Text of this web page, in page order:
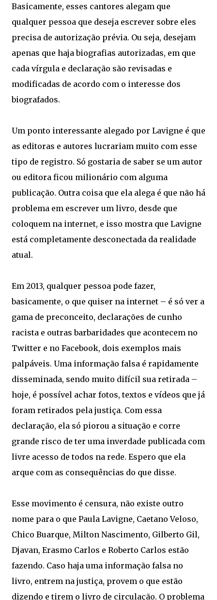
Basicamente, esses cantores alegam que
qualquer pessoa que deseja escrever sobre eles
precisa de autorização prévia. Ou seja, desejam
apenas que haja biografias autorizadas, em que
cada vírgula e declaração são revisadas e
modificadas de acordo com o interesse dos
biografados.
Um ponto interessante alegado por Lavigne é que
as editoras e autores lucrariam muito com esse
tipo de registro. Só gostaria de saber se um autor
ou editora ficou milionário com alguma
publicação. Outra coisa que ela alega é que não há
problema em escrever um livro, desde que
coloquem na internet, e isso mostra que Lavigne
está completamente desconectada da realidade
atual.
Em 2013, qualquer pessoa pode fazer,
basicamente, o que quiser na internet – é só ver a
gama de preconceito, declarações de cunho
racista e outras barbaridades que acontecem no
Twitter e no Facebook, dois exemplos mais
palpáveis. Uma informação falsa é rapidamente
disseminada, sendo muito difícil sua retirada –
hoje, é possível achar fotos, textos e vídeos que já
foram retirados pela justiça. Com essa
declaração, ela só piorou a situação e corre
grande risco de ter uma inverdade publicada com
livre acesso de todos na rede. Espero que ela
arque com as consequências do que disse.
Esse movimento é censura, não existe outro
nome para o que Paula Lavigne, Caetano Veloso,
Chico Buarque, Milton Nascimento, Gilberto Gil,
Djavan, Erasmo Carlos e Roberto Carlos estão
fazendo. Caso haja uma informação falsa no
livro, entrem na justiça, provem o que estão
dizendo e tirem o livro de circulação. O problema